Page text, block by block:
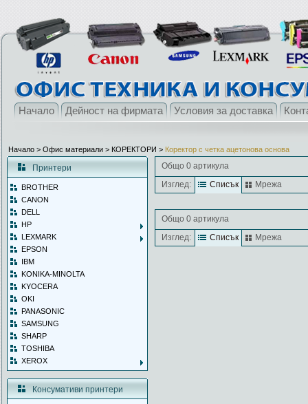
Начало Дейност на фирмата Условия за доставка
Начало > Офис материали > КОРЕКТОРИ > Коректор с четка ацетонова основа
Принтери
BROTHER
CANON
DELL
HP
LEXMARK
EPSON
IBM
KONIKA-MINOLTA
KYOCERA
OKI
PANASONIC
SAMSUNG
SHARP
TOSHIBA
XEROX
Консумативи принтери
Общо 0 артикула
Изглед:
Списък Мрежа
Общо 0 артикула
Изглед:
Списък Мрежа